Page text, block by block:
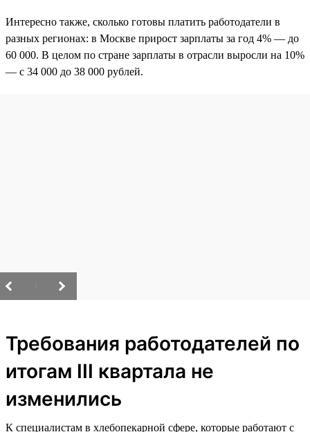
Интересно также, сколько готовы платить работодатели в
разных регионах: в Москве прирост зарплаты за год 4% — до
60 000. В целом по стране зарплаты в отрасли выросли на 10%
— с 34 000 до 38 000 рублей.
Требования работодателей по
итогам III квартала не
изменились
К специалистам в хлебопекарной сфере, которые работают с